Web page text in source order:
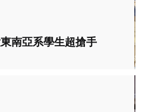
南亞系學生超搶手